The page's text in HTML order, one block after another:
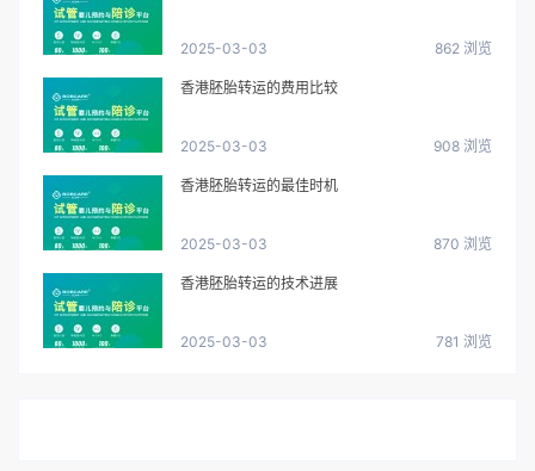
2025-03-03 862 浏览
香港胚胎转运的费用比较
2025-03-03 908 浏览
香港胚胎转运的最佳时机
2025-03-03 870 浏览
香港胚胎转运的技术进展
2025-03-03 781 浏览